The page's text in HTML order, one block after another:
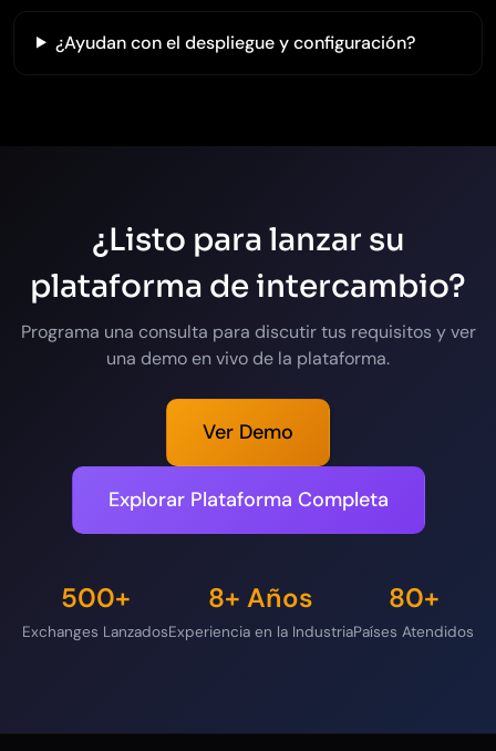
¿Ayudan con el despliegue y configuración?
¿Listo para lanzar su
plataforma de intercambio?
Programa una consulta para discutir tus requisitos y ver
una demo en vivo de la plataforma.
Ver Demo
Explorar Plataforma Completa
500+
Exchanges Lanzados
8+ Años
Experiencia en la Industria
80+
Países Atendidos